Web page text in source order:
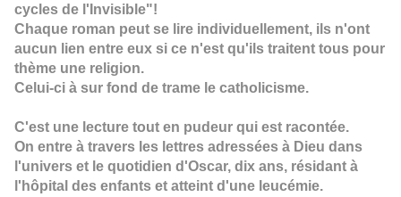
cycles de l'Invisible"!
Chaque roman peut se lire individuellement, ils n'ont
aucun lien entre eux si ce n'est qu'ils traitent tous pour
thème une religion.
Celui-ci à sur fond de trame le catholicisme.
C'est une lecture tout en pudeur qui est racontée.
On entre à travers les lettres adressées à Dieu dans
l'univers et le quotidien d'Oscar, dix ans, résidant à
l'hôpital des enfants et atteint d'une leucémie.